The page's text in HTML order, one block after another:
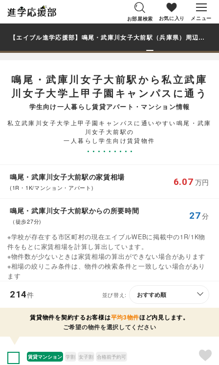
お部屋検索 お気に入り メニュー
【エイブル進学応援部】鳴尾・武庫川女子大前駅（兵庫県）周辺の賃貸を探す｜私立武庫川女子大学上甲子園キャンパス学生・大学生の一人暮らし向け賃貸マンション・アパート
鳴尾・武庫川女子大前駅から私立武庫
川女子大学上甲子園キャンパスに通う
学生向け一人暮らし賃貸アパート・マンション情報
私立武庫川女子大学上甲子園キャンパスに通いやすい鳴尾・武庫
川女子大前駅の
一人暮らし学生向け賃貸物件
鳴尾・武庫川女子大前駅の家賃相場
(1R・1K/マンション・アパート)
6.07 万円
鳴尾・武庫川女子大前駅からの所要時間
（徒歩27分)
27分
※学校が存在する市区町村の現在エイブルWEBに掲載中の1R/1K物
件をもとに家賃相場を計算し算出しています。
※物件数が少ないときは家賃相場の算出ができない場合があります
※相場の絞りこみ条件は、物件の検索条件と一致しない場合があり
ます
214件 並び替え:
賃貸物件を契約するお客様は平均3物件ほど内見します。
ご希望の物件を選択してください
賃貸マンション 学割 女子割 合格前予約可